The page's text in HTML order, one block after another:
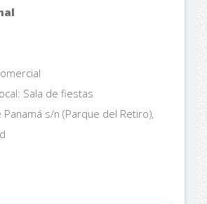
Sala de fiestas
Panamá s/n (Parque del Retiro),